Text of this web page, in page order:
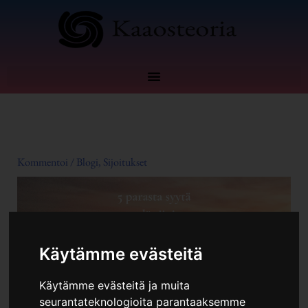
Käytämme evästeitä
Käytämme evästeitä ja muita
seurantateknologioita parantaaksemme
Kommentoi / Blogi, Sijoitukset